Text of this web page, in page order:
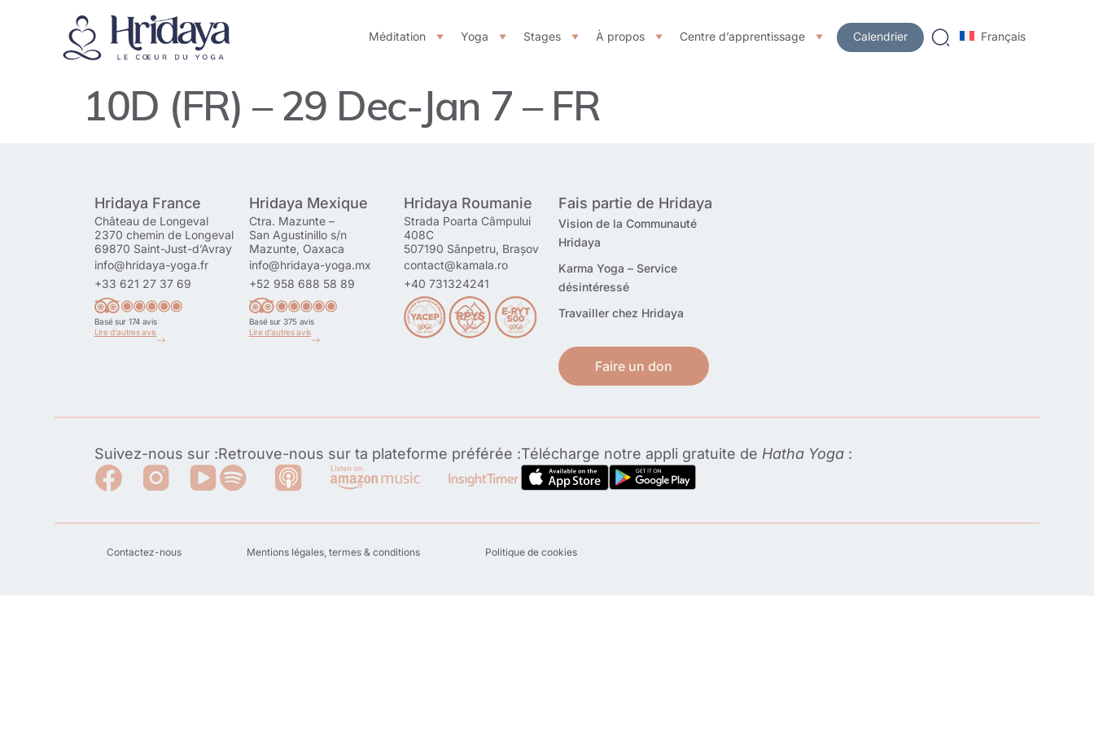
Méditation Yoga Stages À propos Centre d’apprentissage Calendrier Français
10D (FR) – 29 Dec-Jan 7 – FR
Hridaya France
Château de Longeval
2370 chemin de Longeval
69870 Saint-Just-d’Avray
info@hridaya-yoga.fr
+33 621 27 37 69
Basé sur 174 avis
Lire d'autres avis
Hridaya Mexique
Ctra. Mazunte –
San Agustinillo s/n
Mazunte, Oaxaca
info@hridaya-yoga.mx
+52 958 688 58 89
Basé sur 375 avis
Lire d'autres avis
Hridaya Roumanie
Strada Poarta Câmpului
408C
507190 Sânpetru, Brașov
contact@kamala.ro
+40 731324241
Fais partie de Hridaya
Vision de la Communauté
Hridaya
Karma Yoga – Service
désintéressé
Travailler chez Hridaya
Faire un don
Suivez-nous sur :Retrouve-nous sur ta plateforme préférée :Télécharge notre appli gratuite de Hatha Yoga:
Contactez-nous Mentions légales, termes & conditions Politique de cookies